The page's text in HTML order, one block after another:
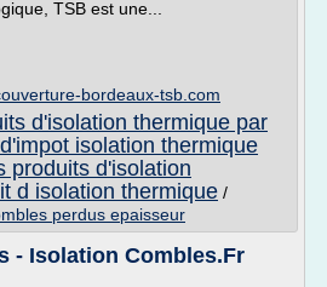
TSB est une...
bordeaux-tsb.com
d'isolation thermique par
isolation thermique
produits d'isolation
d isolation thermique /
perdus epaisseur
- Isolation Combles.Fr